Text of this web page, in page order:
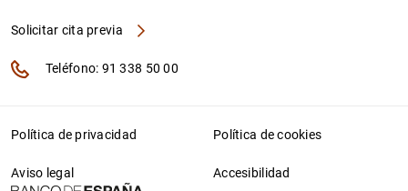
Solicitar cita previa
Teléfono: 91 338 50 00
Política de privacidad Política de cookies
Aviso legal Accesibilidad